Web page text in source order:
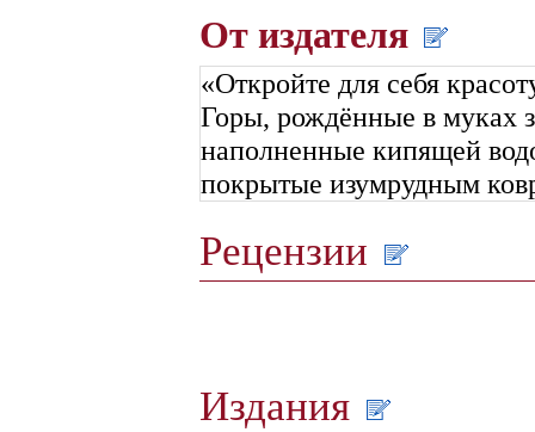
От издателя
«Откройте для себя
Горы, рождённые в муках
наполненные кипящей
покрытые изумрудным
Рецензии
Издания